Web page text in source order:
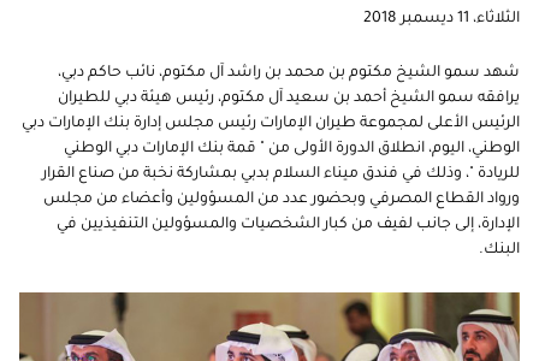
الثلاثاء، 11 ديسمبر 2018
شهد سمو الشيخ مكتوم بن محمد بن راشد آل مكتوم، نائب حاكم دبي،
يرافقه سمو الشيخ أحمد بن سعيد آل مكتوم، رئيس هيئة دبي للطيران
الرئيس الأعلى لمجموعة طيران الإمارات رئيس مجلس إدارة بنك الإمارات دبي
الوطني، اليوم، انطلاق الدورة الأولى من " قمة بنك الإمارات دبي الوطني
للريادة "، وذلك في فندق ميناء السلام بدبي بمشاركة نخبة من صناع القرار
ورواد القطاع المصرفي وبحضور عدد من المسؤولين وأعضاء من مجلس
الإدارة، إلى جانب لفيف من كبار الشخصيات والمسؤولين التنفيذيين في
البنك.